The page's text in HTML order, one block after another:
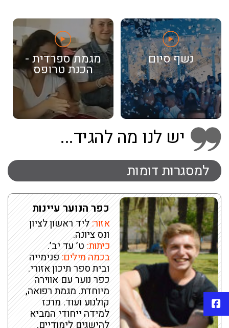
נשף סיום מגמת ספרדית -
הכנת טרופס
יש לנו מה להגיד...
למסגרות דומות
כפר הנוער עיינות
אזור:ליד ראשון לציון
ונס ציונה.
כיתות:ט’ עד יב’.
בכמה מילים:פנימייה
ובית ספר תיכון אזורי.
כפר נוער עם אווירה
מיוחדת. מגמת רפואה,
קולנוע ועוד. מרכז
למידה ייחודי המביא
להישגים לימודיים.
פייסבוק